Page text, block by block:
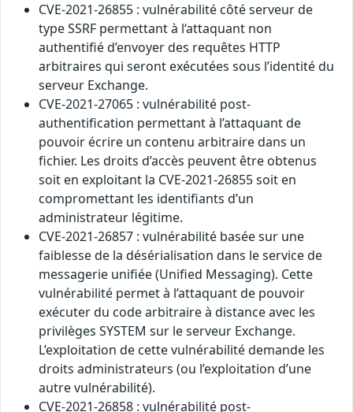
CVE-2021-26855 : vulnérabilité côté serveur de
type SSRF permettant à l‘attaquant non
authentifié d’envoyer des requêtes HTTP
arbitraires qui seront exécutées sous l’identité du
serveur Exchange.
CVE-2021-27065 : vulnérabilité post-
authentification permettant à l’attaquant de
pouvoir écrire un contenu arbitraire dans un
fichier. Les droits d’accès peuvent être obtenus
soit en exploitant la CVE-2021-26855 soit en
compromettant les identifiants d’un
administrateur légitime.
CVE-2021-26857 : vulnérabilité basée sur une
faiblesse de la désérialisation dans le service de
messagerie unifiée (Unified Messaging). Cette
vulnérabilité permet à l’attaquant de pouvoir
exécuter du code arbitraire à distance avec les
privilèges SYSTEM sur le serveur Exchange.
L’exploitation de cette vulnérabilité demande les
droits administrateurs (ou l’exploitation d’une
autre vulnérabilité).
CVE-2021-26858 : vulnérabilité post-